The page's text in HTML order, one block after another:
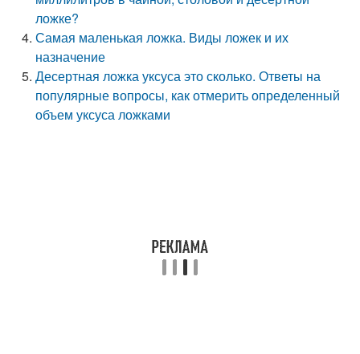
ложке?
Самая маленькая ложка. Виды ложек и их
назначение
Десертная ложка уксуса это сколько. Ответы на
популярные вопросы, как отмерить определенный
объем уксуса ложками